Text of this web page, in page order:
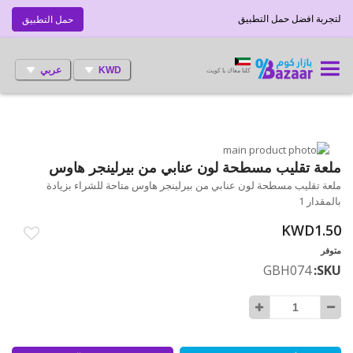
حمل التطبيق لتجربة افضل حمل التطبيق
KWD عربي كلنا معاك يا كويت
انتقل
إلى
النهاية
معرض
الصور
تخطي
إلى
بداية
معرض
الصور
ملعة تقليب مسطحة لون عنابي من بيرلينجر هاوس
ملعة تقليب مسطحة لون عنابي من بيرلينجر هاوس متاحة للشراء بزيادة
بالمقدار 1
KWD1.50
متوفر
SKU
GBH074